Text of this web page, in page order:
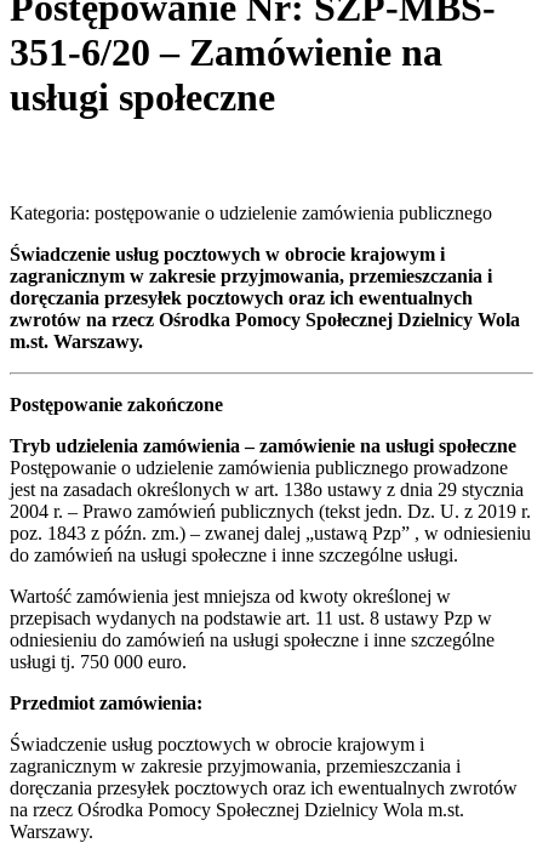
351-6/20 – Zamówienie na
usługi społeczne
Kategoria: postępowanie o udzielenie zamówienia publicznego
Świadczenie usług pocztowych w obrocie krajowym i
zagranicznym w zakresie przyjmowania, przemieszczania i
doręczania przesyłek pocztowych oraz ich ewentualnych
zwrotów na rzecz Ośrodka Pomocy Społecznej Dzielnicy Wola
m.st. Warszawy.
Postępowanie zakończone
Tryb udzielenia zamówienia – zamówienie na usługi społeczne
Postępowanie o udzielenie zamówienia publicznego prowadzone
jest na zasadach określonych w art. 138o ustawy z dnia 29 stycznia
2004 r. – Prawo zamówień publicznych (tekst jedn. Dz. U. z 2019 r.
poz. 1843 z późn. zm.) – zwanej dalej „ustawą Pzp” , w odniesieniu
do zamówień na usługi społeczne i inne szczególne usługi.
Wartość zamówienia jest mniejsza od kwoty określonej w
przepisach wydanych na podstawie art. 11 ust. 8 ustawy Pzp w
odniesieniu do zamówień na usługi społeczne i inne szczególne
usługi tj. 750 000 euro.
Przedmiot zamówienia:
Świadczenie usług pocztowych w obrocie krajowym i
zagranicznym w zakresie przyjmowania, przemieszczania i
doręczania przesyłek pocztowych oraz ich ewentualnych zwrotów
na rzecz Ośrodka Pomocy Społecznej Dzielnicy Wola m.st.
Warszawy.